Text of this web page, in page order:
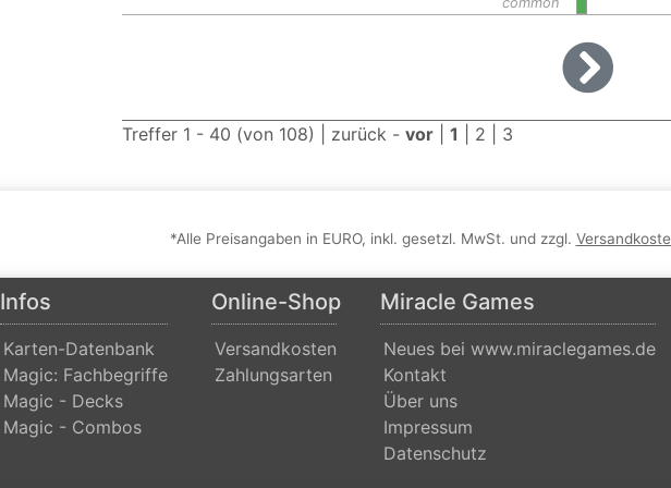
Treffer 1 - 40 (von 108) | zurück - vor 1 2 3
*Alle Preisangaben in EURO, inkl. gesetzl. MwSt. und zzgl.
Infos
Karten-Datenbank
Magic: Fachbegriffe
Magic - Decks
Magic - Combos
Online-Shop
Versandkosten
Zahlungsarten
Miracle Games
Neues bei www.miraclegames.de
Kontakt
Über uns
Impressum
Datenschutz